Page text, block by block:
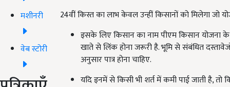
मशीनरी
वेब स्टोरी
24वीं किस्त का लाभ केवल उन्हीं किसानों को मिलेगा जो
इसके लिए किसान का नाम पीएम किसान योजना के
खाते से लिंक होना जरूरी है. भूमि से संबंधित
अनुसार पात्र होना चाहिए.
यदि इनमें से किसी भी शर्त में कमी पाई जाती है,